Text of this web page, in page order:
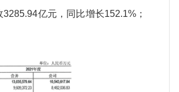
亿元，同比增长152.1%；